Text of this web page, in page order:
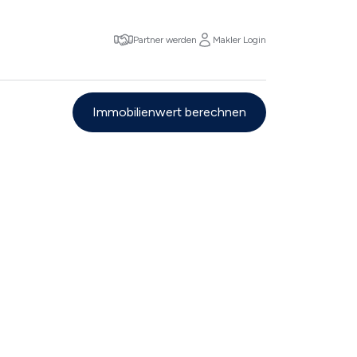
Partner werden Makler Login
Immobilienwert berechnen